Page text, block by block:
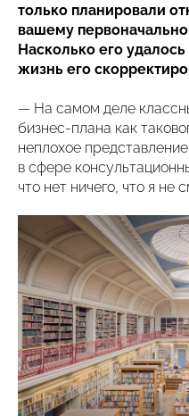
только планировали
вашему
Насколько его
жизнь его
— На самом деле
бизнес-плана как
неплохое
в сфере
что нет ничего, что я не